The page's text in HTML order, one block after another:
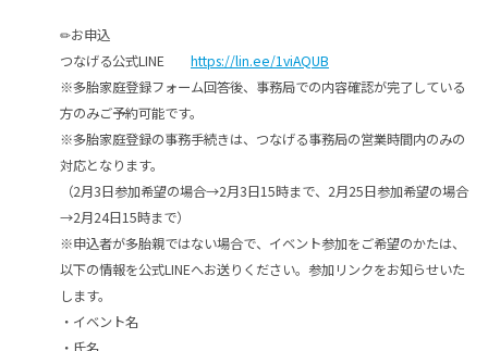
✏お申込
つなげる公式LINE https://lin.ee/1viAQUB
※多胎家庭登録フォーム回答後、事務局での内容確認が完了している
方のみご予約可能です。
※多胎家庭登録の事務手続きは、つなげる事務局の営業時間内のみの
対応となります。
（2月3日参加希望の場合→2月3日15時まで、2月25日参加希望の場合
→2月24日15時まで）
※申込者が多胎親ではない場合で、イベント参加をご希望のかたは、
以下の情報を公式LINEへお送りください。参加リンクをお知らせいた
します。
・イベント名